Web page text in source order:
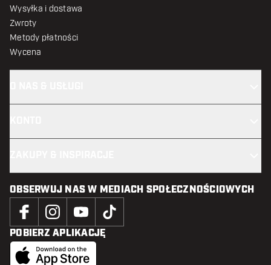
Wysyłka i dostawa
Zwroty
Metody płatności
Wycena
OBSERWUJ NAS W MEDIACH SPOŁECZNOŚCIOWYCH
POBIERZ APLIKACJĘ